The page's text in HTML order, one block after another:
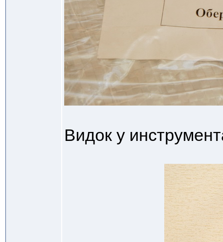
Видок у